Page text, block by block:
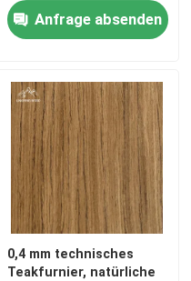
Anfrage absenden
0,4 mm technisches
Teakfurnier, natürliche